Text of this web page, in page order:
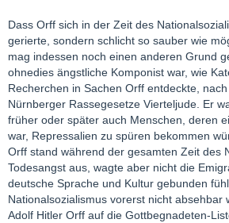
Dass Orff sich in der Zeit des
gerierte, sondern schlicht so sauber wie
mag indessen noch einen anderen Grund
ohnedies ängstliche Komponist war, wie
Recherchen in Sachen Orff entdeckte,
Nürnberger Rassegesetze Vierteljude. Er
früher oder später auch Menschen, deren
war, Repressalien zu spüren bekommen
Orff stand während der gesamten Zeit des
Todesangst aus, wagte aber nicht die
deutsche Sprache und Kultur gebunden
Nationalsozialismus vorerst nicht absehbar
Adolf Hitler Orff auf die Gottbegnadeten-